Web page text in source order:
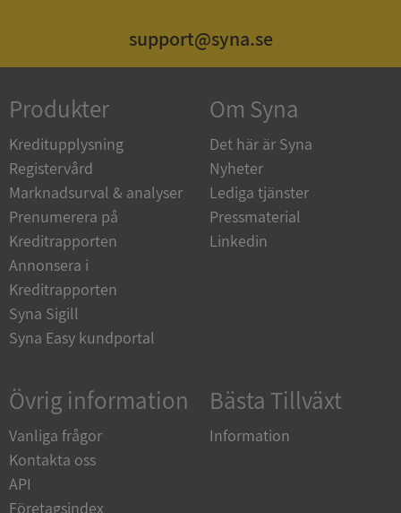
support@syna.se
Produkter
Kreditupplysning
Registervård
Marknadsurval & analyser
Prenumerera på
Kreditrapporten
Annonsera i
Kreditrapporten
Syna Sigill
Syna Easy kundportal
Om Syna
Det här är Syna
Nyheter
Lediga tjänster
Pressmaterial
Linkedin
Övrig information
Vanliga frågor
Kontakta oss
API
Företagsindex
Bästa Tillväxt
Information
Corporation
de.syna.se
ARRAffinity
Corporation
__RequestVerificationToken
Microsoft
Corporation